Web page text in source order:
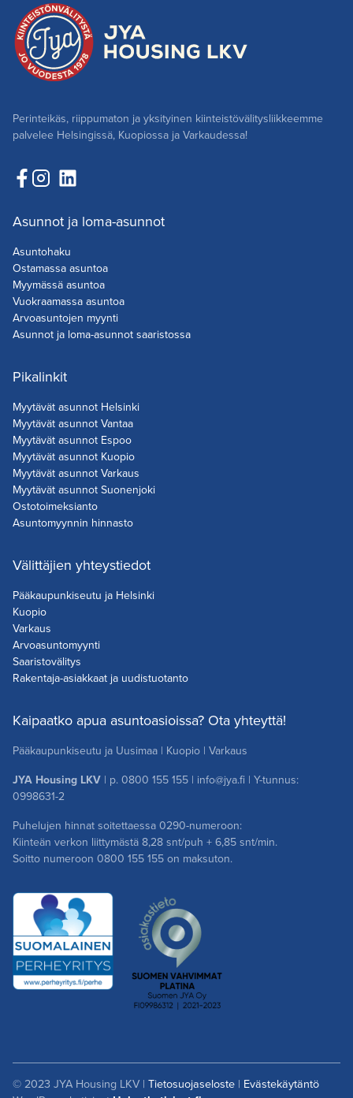
Perinteikäs, riippumaton ja yksityinen kiinteistövälitysliikkeemme
palvelee Helsingissä, Kuopiossa ja Varkaudessa!
Asunnot ja loma-asunnot
Asuntohaku
Ostamassa asuntoa
Myymässä asuntoa
Vuokraamassa asuntoa
Arvoasuntojen myynti
Asunnot ja loma-asunnot saaristossa
Pikalinkit
Myytävät asunnot Helsinki
Myytävät asunnot Vantaa
Myytävät asunnot Espoo
Myytävät asunnot Kuopio
Myytävät asunnot Varkaus
Myytävät asunnot Suonenjoki
Ostotoimeksianto
Asuntomyynnin hinnasto
Välittäjien yhteystiedot
Pääkaupunkiseutu ja Helsinki
Kuopio
Varkaus
Arvoasuntomyynti
Saaristovälitys
Rakentaja-asiakkaat ja uudistuotanto
Kaipaatko apua asuntoasioissa? Ota yhteyttä!
Pääkaupunkiseutu ja Uusimaa | Kuopio | Varkaus
JYA Housing LKV | p.0800 155 155 | info@jya.fi | Y-tunnus:
0998631-2
Puhelujen hinnat soitettaessa 0290-numeroon:
Kiinteän verkon liittymästä 8,28 snt/puh + 6,85 snt/min.
Soitto numeroon 0800 155 155on maksuton.
© 2023 JYA Housing LKV | Tietosuojaseloste | Evästekäytäntö